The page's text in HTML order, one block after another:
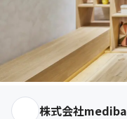
株式会社mediba